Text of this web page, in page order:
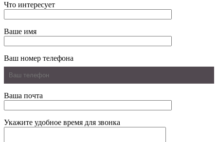
Что интересует
Ваше имя
Ваш номер телефона
Ваша почта
Укажите удобное время для звонка